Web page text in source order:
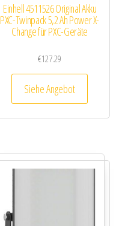
Einhell 4511526 Original Akku
PXC-Twinpack 5,2 Ah Power X-
Change für PXC-Geräte
€127.29
Siehe Angebot